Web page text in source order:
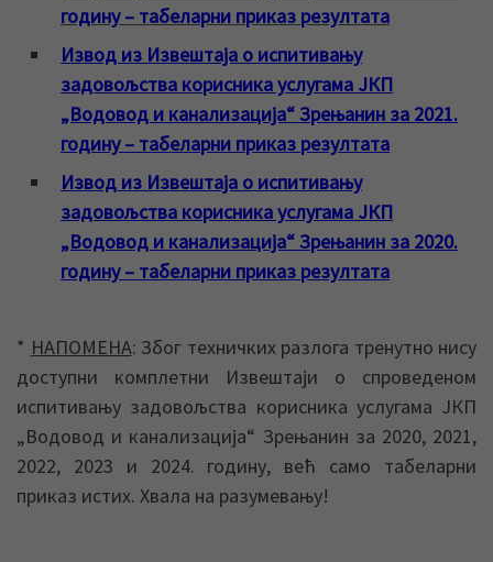
годину – табеларни приказ резултата
Извод из Извештаја о испитивању
задовољства корисника услугама ЈКП
„Водовод и канализација“ Зрењанин за 2021.
годину – табеларни приказ резултата
Извод из Извештаја о испитивању
задовољства корисника услугама ЈКП
„Водовод и канализација“ Зрењанин за 2020.
годину – табеларни приказ резултата
* НАПОМЕНА: Због техничких разлога тренутно нису
доступни комплетни Извештаји о спроведеном
испитивању задовољства корисника услугама ЈКП
„Водовод и канализација“ Зрењанин за 2020, 2021,
2022, 2023 и 2024. годину, већ само табеларни
приказ истих. Хвала на разумевању!